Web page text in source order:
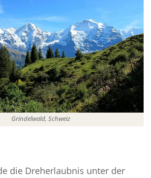
Grindelwald, Schweiz
die Dreherlaubnis unter der